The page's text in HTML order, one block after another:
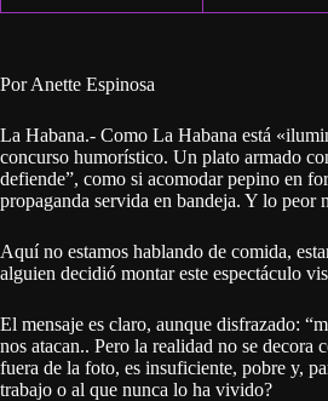
Por Anette Espinosa
La Habana.- Como La Habana está
concurso humorístico. Un plato armado
defiende”, como si acomodar pepino en
propaganda servida en bandeja. Y lo peor
Aquí no estamos hablando de comida,
alguien decidió montar este espectáculo
El mensaje es claro, aunque disfrazado:
nos atacan.. Pero la realidad no se decora
fuera de la foto, es insuficiente, pobre y,
trabajo o al que nunca lo ha vivido?